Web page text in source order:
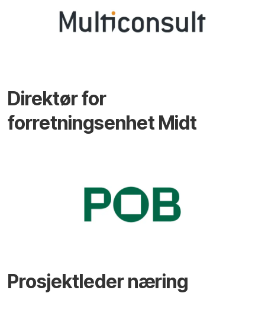
Direktør for
forretningsenhet Midt
Prosjektleder næring